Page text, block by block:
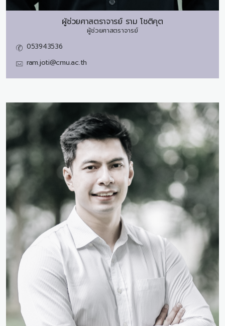
ผู้ช่วยศาสตราจารย์ ราม โชติคุต
ผู้ช่วยศาสตราจารย์
053943536
ram.joti@cmu.ac.th